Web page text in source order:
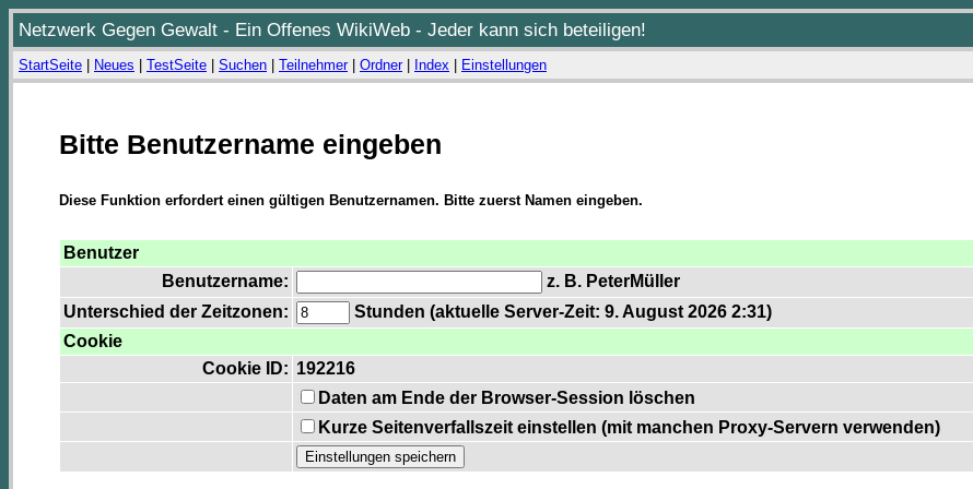
Netzwerk Gegen Gewalt - Ein Offenes WikiWeb - Jeder kann sich beteiligen!
StartSeite Neues TestSeite Suchen Teilnehmer| Ordner| Index Einstellungen
Bitte Benutzername eingeben
Diese Funktion erfordert einen gültigen Benutzernamen. Bitte zuerst Namen eingeben.
Benutzer
Benutzername:
z. B. PeterMüller
Unterschied der Zeitzonen:
Stunden (aktuelle Server-Zeit: 9. August 2026 2:31)
Cookie
Cookie ID: 192216
Daten am Ende der Browser-Session löschen
Kurze Seitenverfallszeit einstellen (mit manchen Proxy-Servern verwenden)